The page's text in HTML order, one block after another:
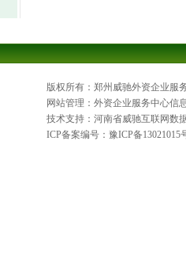
版权所有：郑州威驰外资企业服
网站管理：外资企业服务中心信
技术支持：河南省威驰互联网数
ICP备案编号： 豫ICP备13021015